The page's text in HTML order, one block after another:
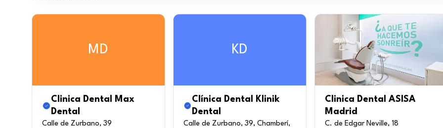
MD
Clinica Dental Max
Dental
Calle de Zurbano, 39
KD
Clínica Dental Klinik
Dental
Calle de Zurbano, 39, Chamberí,
Clinica Dental ASISA
Madrid
C. de Edgar Neville, 18